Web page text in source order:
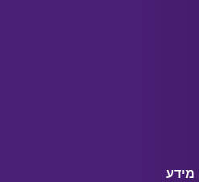
מידע